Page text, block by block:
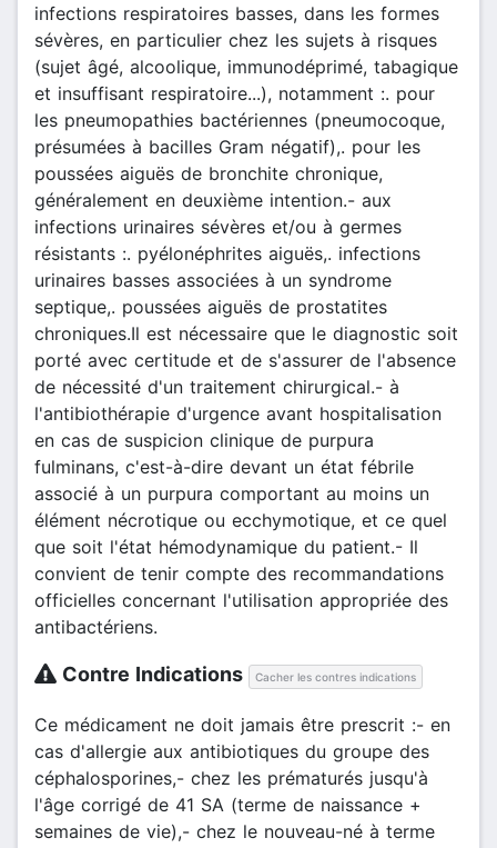
infections respiratoires basses, dans les formes
sévères, en particulier chez les sujets à risques
(sujet âgé, alcoolique, immunodéprimé, tabagique
et insuffisant respiratoire...), notamment :. pour
les pneumopathies bactériennes (pneumocoque,
présumées à bacilles Gram négatif),. pour les
poussées aiguës de bronchite chronique,
généralement en deuxième intention.- aux
infections urinaires sévères et/ou à germes
résistants :. pyélonéphrites aiguës,. infections
urinaires basses associées à un syndrome
septique,. poussées aiguës de prostatites
chroniques.Il est nécessaire que le diagnostic soit
porté avec certitude et de s'assurer de l'absence
de nécessité d'un traitement chirurgical.- à
l'antibiothérapie d'urgence avant hospitalisation
en cas de suspicion clinique de purpura
fulminans, c'est-à-dire devant un état fébrile
associé à un purpura comportant au moins un
élément nécrotique ou ecchymotique, et ce quel
que soit l'état hémodynamique du patient.- Il
convient de tenir compte des recommandations
officielles concernant l'utilisation appropriée des
antibactériens.
Contre Indications Cacher les contres indications
Ce médicament ne doit jamais être prescrit :- en
cas d'allergie aux antibiotiques du groupe des
céphalosporines,- chez les prématurés jusqu'à
l'âge corrigé de 41 SA (terme de naissance +
semaines de vie),- chez le nouveau-né à terme